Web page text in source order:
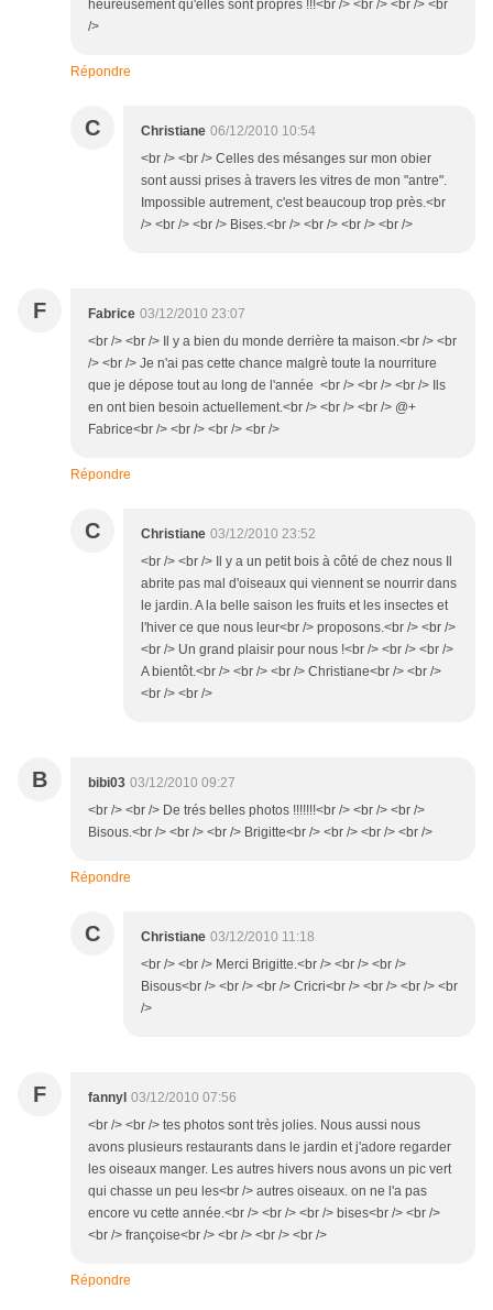
heureusement qu'elles sont propres !!!<br /> <br /> <br /> <br
/>
Répondre
C Christiane 06/12/2010 10:54
<br /> <br /> Celles des mésanges sur mon obier
sont aussi prises à travers les vitres de mon "antre".
Impossible autrement, c'est beaucoup trop près.<br
/> <br /> <br /> Bises.<br /> <br /> <br /> <br />
F Fabrice 03/12/2010 23:07
<br /> <br /> Il y a bien du monde derrière ta maison.<br /> <br
/> <br /> Je n'ai pas cette chance malgrè toute la nourriture
que je dépose tout au long de l'année <br /> <br /> <br /> Ils
en ont bien besoin actuellement.<br /> <br /> <br /> @+
Fabrice<br /> <br /> <br /> <br />
Répondre
C Christiane 03/12/2010 23:52
<br /> <br /> Il y a un petit bois à côté de chez nous Il
abrite pas mal d'oiseaux qui viennent se nourrir dans
le jardin. A la belle saison les fruits et les insectes et
l'hiver ce que nous leur<br /> proposons.<br /> <br />
<br /> Un grand plaisir pour nous !<br /> <br /> <br />
A bientôt.<br /> <br /> <br /> Christiane<br /> <br />
<br /> <br />
B bibi03 03/12/2010 09:27
<br /> <br /> De trés belles photos !!!!!!!<br /> <br /> <br />
Bisous.<br /> <br /> <br /> Brigitte<br /> <br /> <br /> <br />
Répondre
C Christiane 03/12/2010 11:18
<br /> <br /> Merci Brigitte.<br /> <br /> <br />
Bisous<br /> <br /> <br /> Cricri<br /> <br /> <br /> <br
/>
F fannyl 03/12/2010 07:56
<br /> <br /> tes photos sont très jolies. Nous aussi nous
avons plusieurs restaurants dans le jardin et j'adore regarder
les oiseaux manger. Les autres hivers nous avons un pic vert
qui chasse un peu les<br /> autres oiseaux. on ne l'a pas
encore vu cette année.<br /> <br /> <br /> bises<br /> <br />
<br /> françoise<br /> <br /> <br /> <br />
Répondre